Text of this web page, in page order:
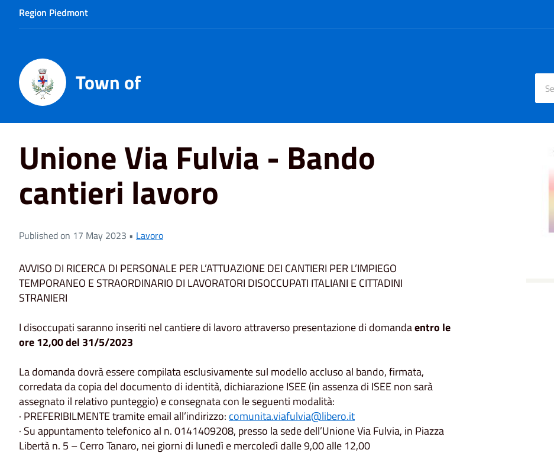
Region Piedmont
Town of
Home News
Unione Via Fulvia - Bando
cantieri lavoro
Published on 17 May 2023 • Lavoro
AVVISO DI RICERCA DI PERSONALE PER L’ATTUAZIONE DEI CANTIERI PER L’IMPIEGO
TEMPORANEO E STRAORDINARIO DI LAVORATORI DISOCCUPATI ITALIANI E CITTADINI
STRANIERI
I disoccupati saranno inseriti nel cantiere di lavoro attraverso presentazione di domandaentro le
ore 12,00 del 31/5/2023
La domanda dovrà essere compilata esclusivamente sul modello accluso al bando, firmata,
corredata da copia del documento di identità, dichiarazione ISEE (in assenza di ISEE non sarà
assegnato il relativo punteggio) e consegnata con le seguenti modalità:
· PREFERIBILMENTE tramite email all’indirizzo: comunita.viafulvia@libero.it
· Su appuntamento telefonico al n. 0141409208, presso la sede dell’Unione Via Fulvia, in Piazza
Libertà n. 5 – Cerro Tanaro, nei giorni di lunedì e mercoledì dalle 9,00 alle 12,00